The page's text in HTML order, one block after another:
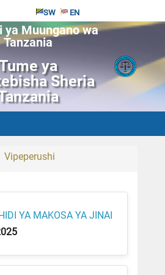
SW EN
ya Muungano wa
Tanzania
ya
Sheria
Vipeperushi
YA MAKOSA YA JINAI